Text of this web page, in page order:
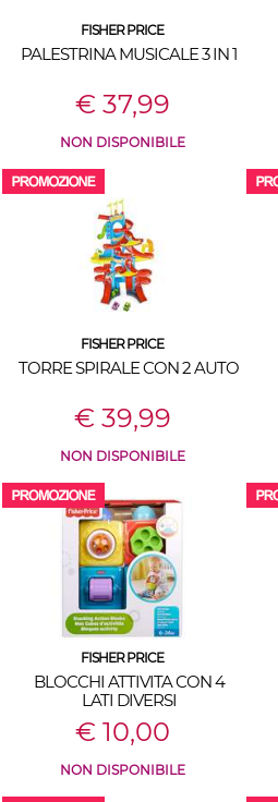
FISHER PRICE
PALESTRINA MUSICALE 3 IN 1
€ 37,99
NON DISPONIBILE
FISHER PRICE
TORRE SPIRALE CON 2 AUTO
€ 39,99
NON DISPONIBILE
FISHER PRICE
BLOCCHI ATTIVITA CON 4
LATI DIVERSI
€ 10,00
NON DISPONIBILE